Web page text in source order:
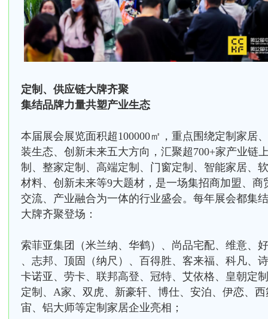
定制、供应链大牌齐聚
集结品牌力量共塑产业生态
本届展会展览面积超100000㎡，重点围绕定制家居
装生态、创新未来五大方向，汇聚超700+家产业链
制、整家定制、高端定制、门窗定制、智能家居、
材料、创新未来等9大题材，是一场集招商加盟、
交流、产业融合为一体的行业盛会。每年展会都集
大牌齐聚登场：
索菲亚集团（米兰纳、华鹤）、尚品宅配、维意、
、志邦、顶固（纳尺）、百得胜、客来福、科凡、
卡诺亚、劳卡、联邦高登、冠特、艾依格、皇朝定
定制、A家、双虎、新豪轩、博仕、安泊、伊恋、
宙、铝大师等定制家居企业亮相；